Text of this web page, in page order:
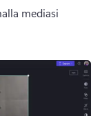
mediasi